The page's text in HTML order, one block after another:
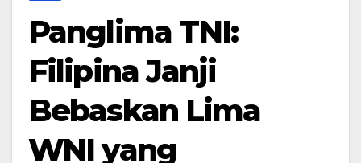
Panglima TNI:
Filipina Janji
Bebaskan Lima
WNI yang